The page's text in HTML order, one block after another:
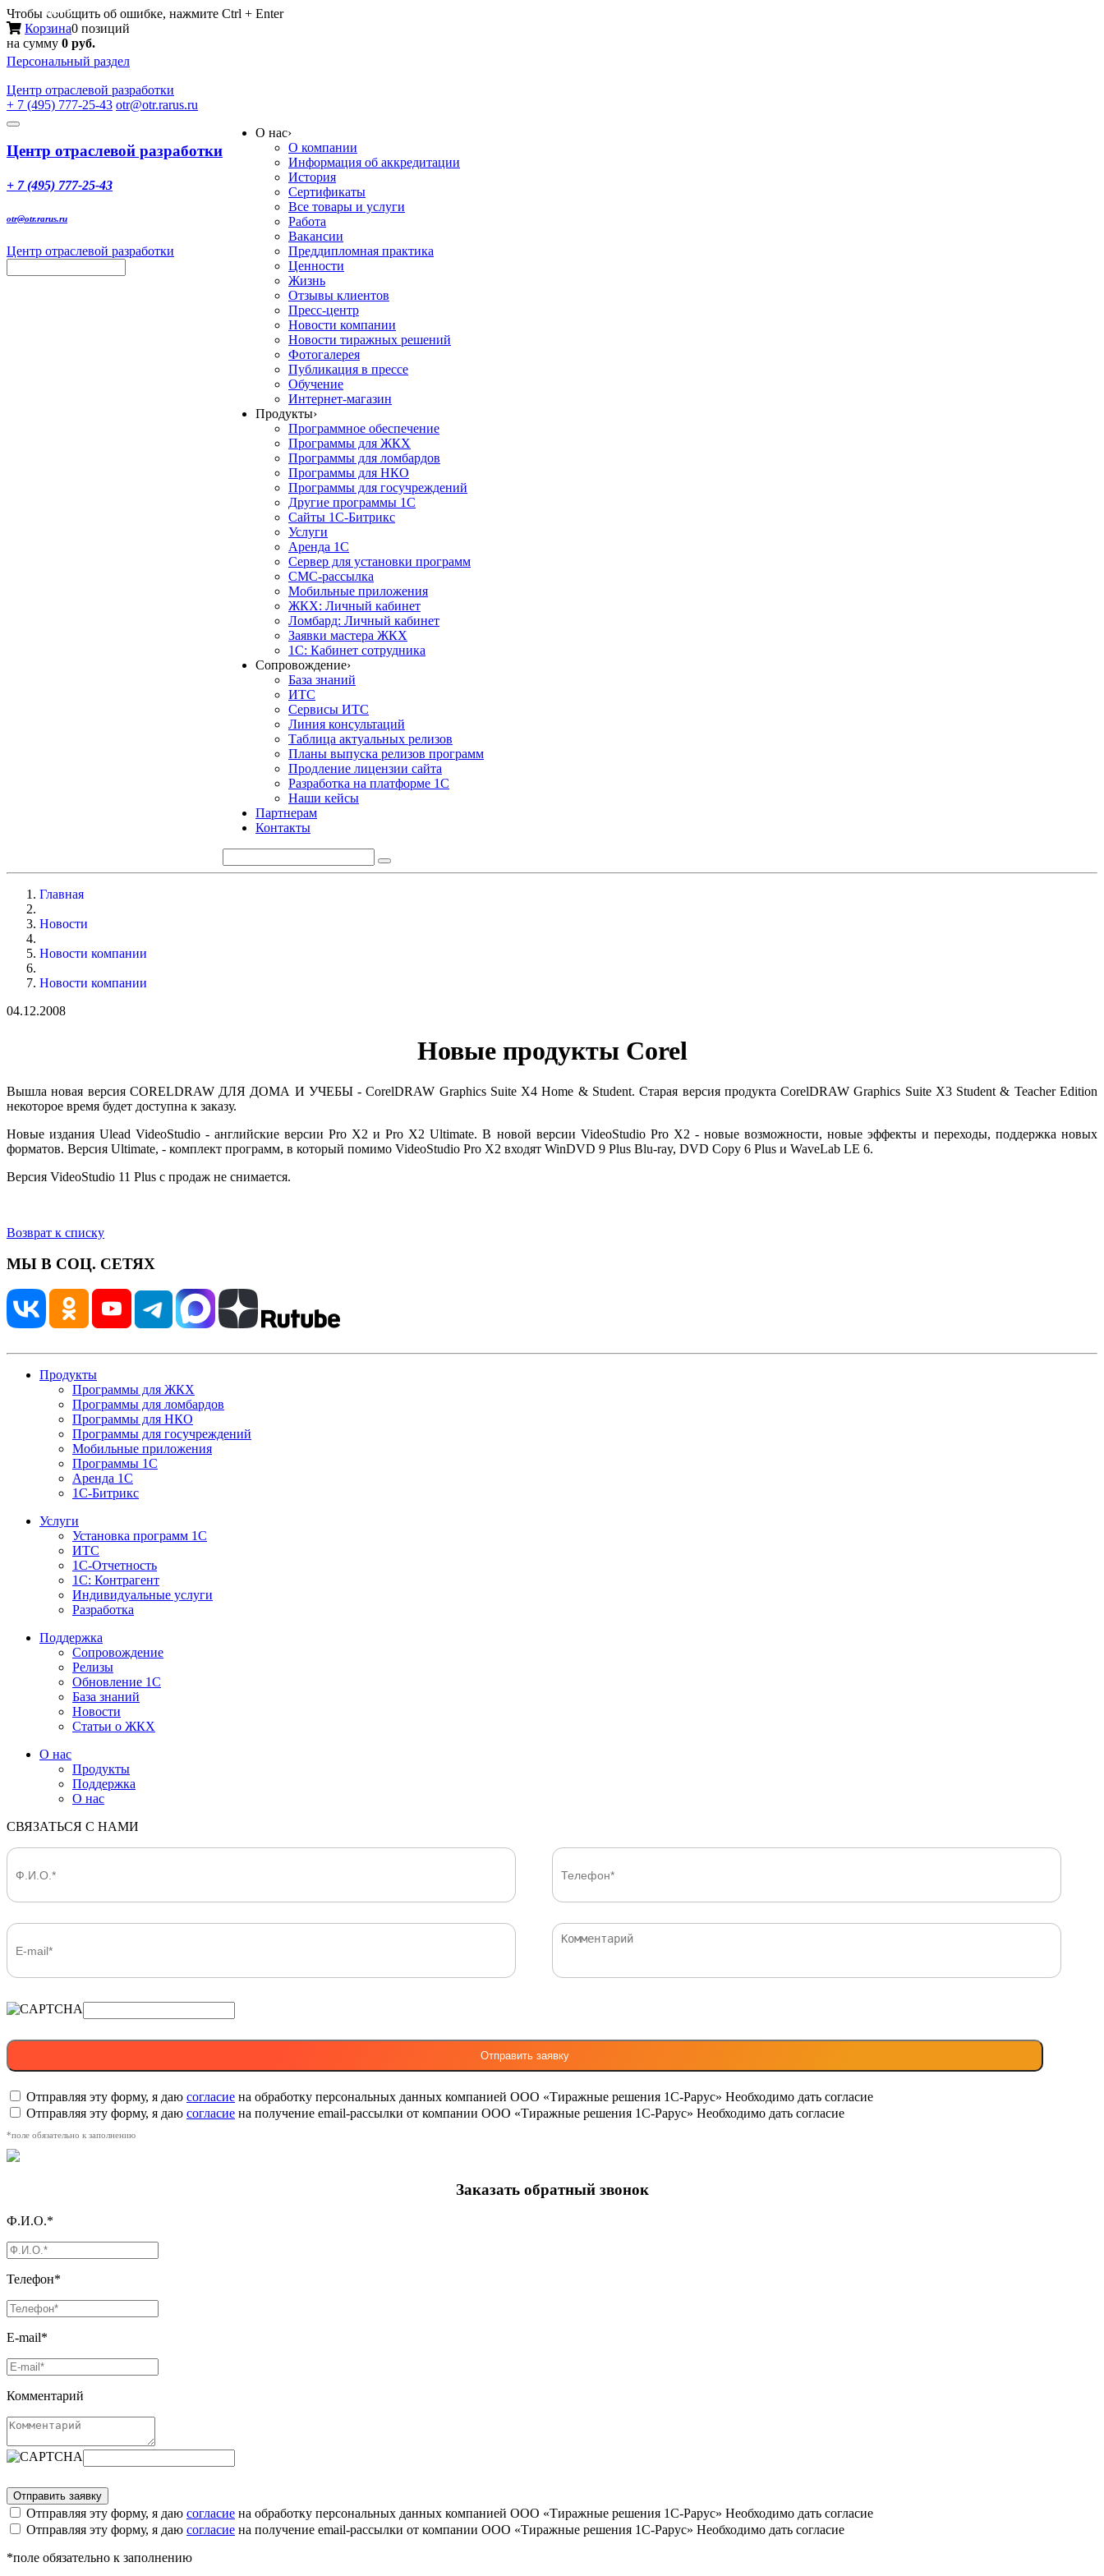
Чтобы сообщить об ошибке, нажмите Ctrl + Enter
Корзина0 позиций
на сумму 0 руб.
Персональный раздел
Центр отраслевой разработки
+ 7 (495) 777-25-43 otr@otr.rarus.ru
Toggle
Меню
Центр отраслевой разработки
+ 7 (495) 777-25-43
otr@otr.rarus.ru
Центр отраслевой разработки
О нас›
О компании
Информация об аккредитации
История
Сертификаты
Все товары и услуги
Работа
Вакансии
Преддипломная практика
Ценности
Жизнь
Отзывы клиентов
Пресс-центр
Новости компании
Новости тиражных решений
Фотогалерея
Публикация в прессе
Обучение
Интернет-магазин
Продукты›
Программное обеспечение
Программы для ЖКХ
Программы для ломбардов
Программы для НКО
Программы для госучреждений
Другие программы 1С
Сайты 1С-Битрикс
Услуги
Аренда 1С
Сервер для установки программ
СМС-рассылка
Мобильные приложения
ЖКХ: Личный кабинет
Ломбард: Личный кабинет
Заявки мастера ЖКХ
1С: Кабинет сотрудника
Сопровождение›
База знаний
ИТС
Сервисы ИТС
Линия консультаций
Таблица актуальных релизов
Планы выпуска релизов программ
Продление лицензии сайта
Разработка на платформе 1С
Наши кейсы
Партнерам
Контакты
Главная
Новости
Новости компании
Новости компании
04.12.2008
Новые продукты Corel
Вышла новая версия CORELDRAW ДЛЯ ДОМА И УЧЕБЫ - CorelDRAW Graphics Suite X4 Home & Student. Старая версия продукта CorelDRAW Graphics Suite X3 Student & Teacher Edition
некоторое время будет доступна к заказу.
Новые издания Ulead VideoStudio - английские версии Pro X2 и Pro X2 Ultimate. В новой версии VideoStudio Pro X2 - новые возможности, новые эффекты и переходы, поддержка новых
форматов. Версия Ultimate, - комплект программ, в который помимо VideoStudio Pro X2 входят WinDVD 9 Plus Blu-ray, DVD Copy 6 Plus и WaveLab LE 6.
Версия VideoStudio 11 Plus с продаж не снимается.
Возврат к списку
МЫ В СОЦ. СЕТЯХ
Продукты
Программы для ЖКХ
Программы для ломбардов
Программы для НКО
Программы для госучреждений
Мобильные приложения
Программы 1С
Аренда 1С
1С-Битрикс
Услуги
Установка программ 1С
ИТС
1С-Отчетность
1С: Контрагент
Индивидуальные услуги
Разработка
Поддержка
Сопровождение
Релизы
Обновление 1С
База знаний
Новости
Статьи о ЖКХ
О нас
Продукты
Поддержка
О нас
СВЯЗАТЬСЯ С НАМИ
Отправляя эту форму, я даю согласие на обработку персональных данных компанией ООО «Тиражные решения 1С-Рарус» Необходимо дать согласие
Отправляя эту форму, я даю согласие на получение email-рассылки от компании ООО «Тиражные решения 1С-Рарус» Необходимо дать согласие
*поле обязательно к заполнению
Заказать обратный звонок
Ф.И.О.*
Телефон*
E-mail*
Комментарий
Отправляя эту форму, я даю согласие на обработку персональных данных компанией ООО «Тиражные решения 1С-Рарус» Необходимо дать согласие
Отправляя эту форму, я даю согласие на получение email-рассылки от компании ООО «Тиражные решения 1С-Рарус» Необходимо дать согласие
*поле обязательно к заполнению